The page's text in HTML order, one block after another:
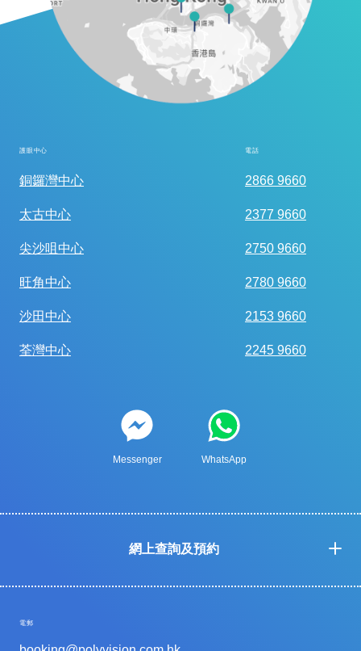
護眼中心 電話
銅鑼灣中心 2866 9660
太古中心 2377 9660
尖沙咀中心 2750 9660
旺角中心 2780 9660
沙田中心 2153 9660
荃灣中心 2245 9660
Messenger WhatsApp
網上查詢及預約
電郵